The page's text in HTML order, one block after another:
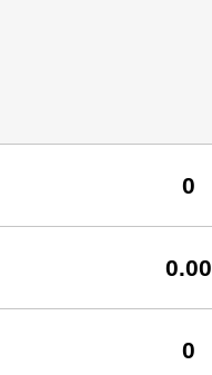
0
0.00
0